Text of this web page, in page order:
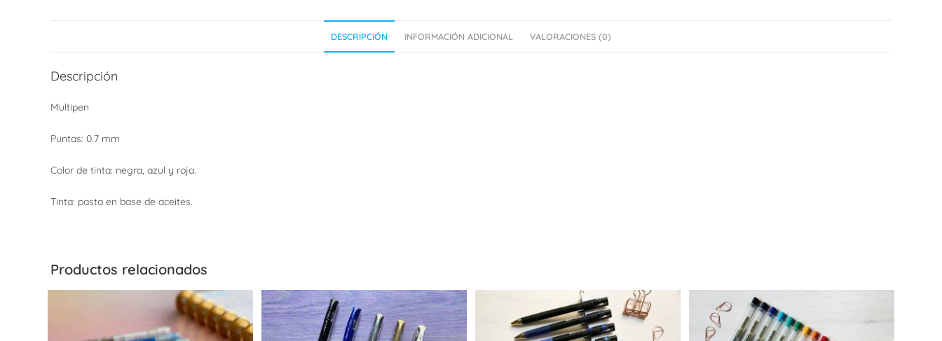
DESCRIPCIÓN INFORMACIÓN ADICIONAL VALORACIONES (0)
Descripción
Multipen
Puntas: 0.7 mm
Color de tinta: negra, azul y roja.
Tinta: pasta en base de aceites.
Productos relacionados